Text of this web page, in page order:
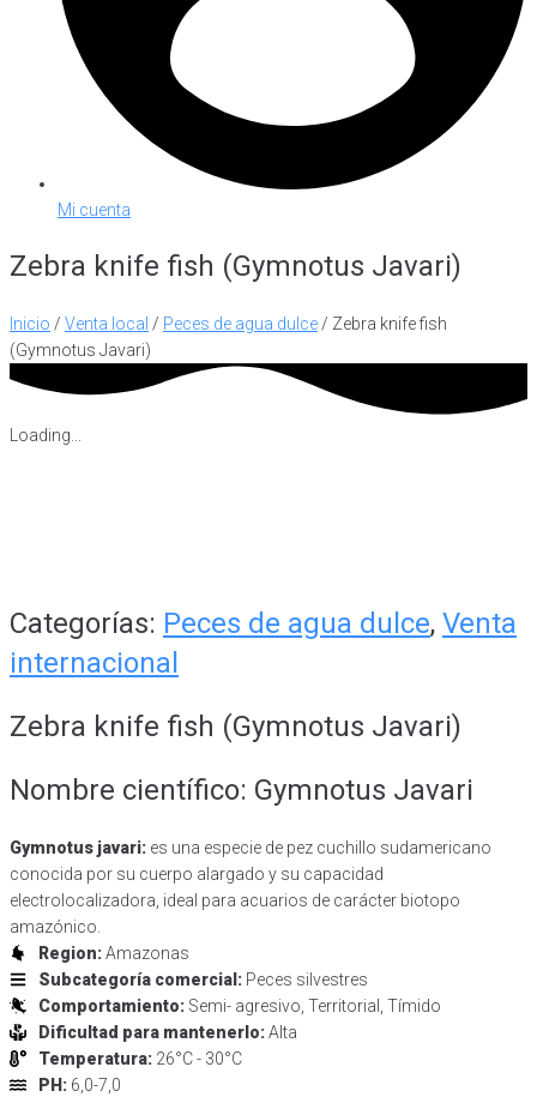
Mi cuenta
Zebra knife fish (Gymnotus Javari)
Inicio / Venta local / Peces de agua dulce / Zebra knife fish
(Gymnotus Javari)
Loading...
Categorías: Peces de agua dulce, Venta
internacional
Zebra knife fish (Gymnotus Javari)
Nombre científico: Gymnotus Javari
Gymnotus javari: es una especie de pez cuchillo sudamericano
conocida por su cuerpo alargado y su capacidad
electrolocalizadora, ideal para acuarios de carácter biotopo
amazónico.
Region:Amazonas
Subcategoría comercial: Peces silvestres
Comportamiento: Semi- agresivo, Territorial, Tímido
Dificultad para mantenerlo:Alta
Temperatura: 26°C - 30°C
PH: 6,0-7,0